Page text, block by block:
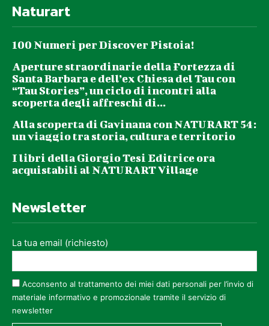
Naturart
100 Numeri per Discover Pistoia!
Aperture straordinarie della Fortezza di
Santa Barbara e dell’ex Chiesa del Tau con
“Tau Stories”, un ciclo di incontri alla
scoperta degli affreschi di...
Alla scoperta di Gavinana con NATURART 54:
un viaggio tra storia, cultura e territorio
I libri della Giorgio Tesi Editrice ora
acquistabili al NATURART Village
Newsletter
La tua email (richiesto)
Acconsento al trattamento dei miei dati personali per l’invio di
materiale informativo e promozionale tramite il servizio di
newsletter